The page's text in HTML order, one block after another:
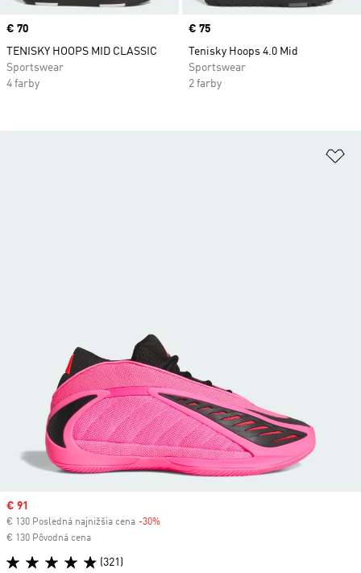
Price
€ 70
TENISKY HOOPS MID CLASSIC
Sportswear
4 farby
Price
€ 75
Tenisky Hoops 4.0 Mid
Sportswear
2 farby
Sale price
€ 91
€ 130 Posledná najnižšia cena -30%
€ 130 Pôvodná cena
(321)